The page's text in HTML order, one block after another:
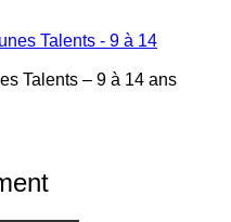
Talents – 9 à 14 ans